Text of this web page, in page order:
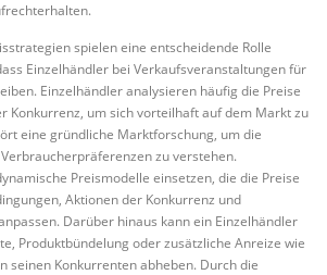
spielen eine entscheidende Rolle
Einzelhändler bei Verkaufsveranstaltungen für
Einzelhändler analysieren häufig die Preise
Konkurrenz, um sich vorteilhaft auf dem Markt zu
eine gründliche Marktforschung, um die
zu verstehen.
Preismodelle einsetzen, die die Preise
Aktionen der Konkurrenz und
Darüber hinaus kann ein Einzelhändler
Produktbündelung oder zusätzliche Anreize wie
seinen Konkurrenten abheben. Durch die